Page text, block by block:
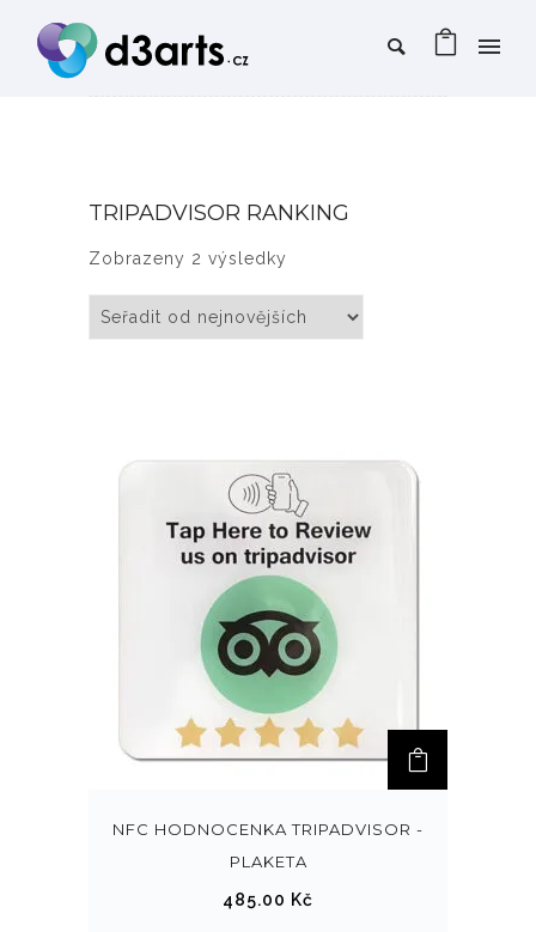
TRIPADVISOR RANKING
Zobrazeny 2 výsledky
NFC HODNOCENKA TRIPADVISOR -
PLAKETA
485.00 Kč